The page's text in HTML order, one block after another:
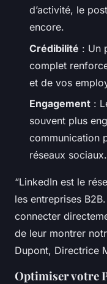
d’activité, le
encore.
Crédibilité : Un
complet
et de vos
Engagement :
souvent plus
communication
réseaux sociaux.
“LinkedIn est le
les entreprises
connecter
de leur montrer
Dupont, Directrice
Optimiser votre